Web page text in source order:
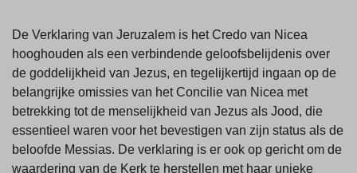
De Verklaring van Jeruzalem is het Credo van Nicea
hooghouden als een verbindende geloofsbelijdenis over
de goddelijkheid van Jezus, en tegelijkertijd ingaan op de
belangrijke omissies van het Concilie van Nicea met
betrekking tot de menselijkheid van Jezus als Jood, die
essentieel waren voor het bevestigen van zijn status als de
beloofde Messias. De verklaring is er ook op gericht om de
waardering van de Kerk te herstellen met haar unieke